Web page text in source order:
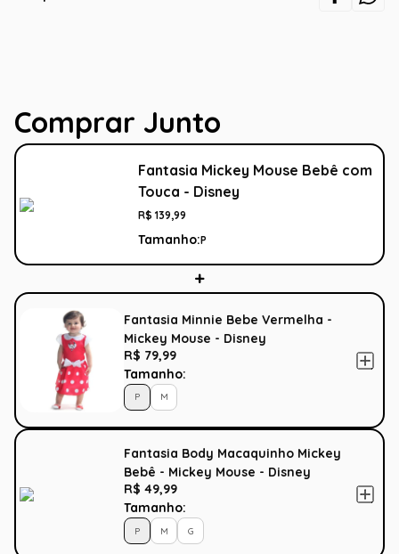
Comprar Junto
Fantasia Mickey Mouse Bebê com
Touca - Disney
R$ 139,99
Tamanho:P
Fantasia Minnie Bebe Vermelha -
Mickey Mouse - Disney
R$ 79,99
Tamanho:
P M
Fantasia Body Macaquinho Mickey
Bebê - Mickey Mouse - Disney
R$ 49,99
Tamanho:
P M G